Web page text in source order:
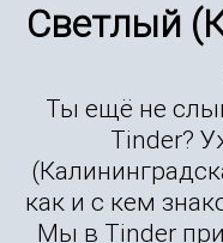
Светлый
Ты ещё не
Tinder?
как и с кем
Мы в Tinder